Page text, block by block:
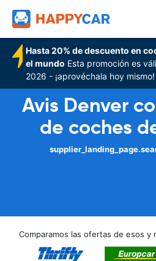
Hasta 20% de descuento en
el mundo Esta promoción es
2026 - ¡aprovéchala hoy mismo!
Avis Denver
de coches
Comparamos las ofertas de esos y